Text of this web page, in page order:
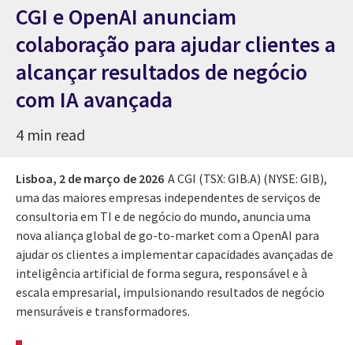
CGI e OpenAI anunciam
colaboração para ajudar clientes a
alcançar resultados de negócio
com IA avançada
4 min read
Lisboa, 2 de março de 2026 A CGI (TSX: GIB.A) (NYSE: GIB),
uma das maiores empresas independentes de serviços de
consultoria em TI e de negócio do mundo, anuncia uma
nova aliança global de go-to-market com a OpenAI para
ajudar os clientes a implementar capacidades avançadas de
inteligência artificial de forma segura, responsável e à
escala empresarial, impulsionando resultados de negócio
mensuráveis e transformadores.